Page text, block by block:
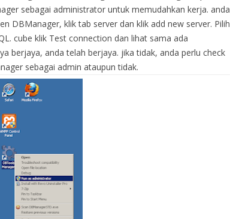
sebagai administrator untuk memudahkan kerja. anda
DBManager, klik tab server dan klik add new server. Pilih
cube klik Test connection dan lihat sama ada
berjaya, anda telah berjaya. jika tidak, anda perlu check
sebagai admin ataupun tidak.